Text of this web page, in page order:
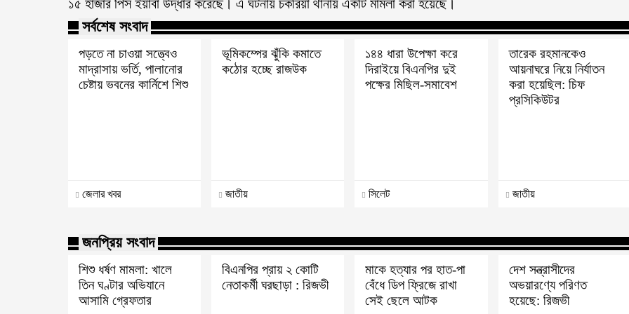
১৫ হাজার পিস ইয়াবা উদ্ধার করেছে। এ ঘটনায় চকরিয়া থানায় একটি মামলা করা হয়েছে।
সর্বশেষ সংবাদ
পড়তে না চাওয়া সত্ত্বেও
মাদ্রাসায় ভর্তি, পালানোর
চেষ্টায় ভবনের কার্নিশে শিশু
জেলার খবর
ভূমিকম্পের ঝুঁকি কমাতে
কঠোর হচ্ছে রাজউক
জাতীয়
১৪৪ ধারা উপেক্ষা করে
দিরাইয়ে বিএনপির দুই
পক্ষের মিছিল-সমাবেশ
সিলেট
তারেক রহমানকেও
আয়নাঘরে নিয়ে নির্যাতন
করা হয়েছিল: চিফ
প্রসিকিউটর
জাতীয়
জনপ্রিয় সংবাদ
শিশু ধর্ষণ মামলা: খালে
তিন ঘণ্টার অভিযানে
আসামি গ্রেফতার
বিএনপির প্রায় ২ কোটি
নেতাকর্মী ঘরছাড়া : রিজভী
মাকে হত্যার পর হাত-পা
বেঁধে ডিপ ফ্রিজে রাখা
সেই ছেলে আটক
দেশ সন্ত্রাসীদের
অভয়ারণ্যে পরিণত
হয়েছে: রিজভী